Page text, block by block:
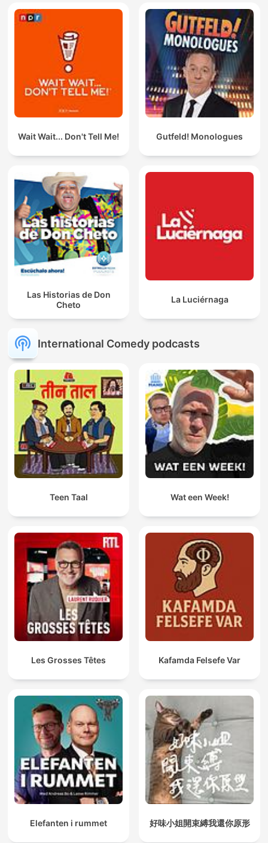
Wait Wait... Don't Tell Me! Gutfeld! Monologues
Las Historias de Don
Cheto
La Luciérnaga
International Comedy podcasts
Teen Taal Wat een Week!
Les Grosses Têtes Kafamda Felsefe Var
Elefanten i rummet 好味小姐開束縛我還你原形